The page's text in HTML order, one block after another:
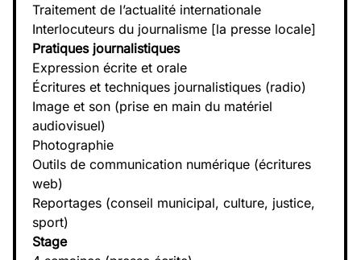
Traitement de l’actualité internationale
Interlocuteurs du journalisme [la presse locale]
Pratiques journalistiques
Expression écrite et orale
Écritures et techniques journalistiques (radio)
Image et son (prise en main du matériel
audiovisuel)
Photographie
Outils de communication numérique (écritures
web)
Reportages (conseil municipal, culture, justice,
sport)
Stage